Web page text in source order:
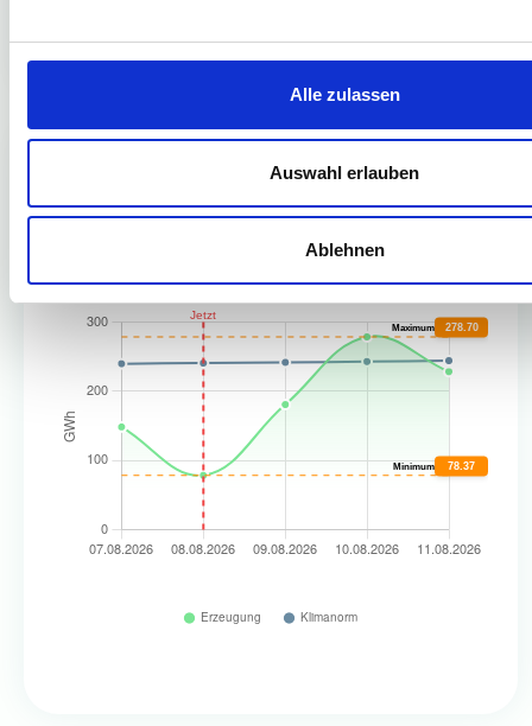
Alle zulassen
Auswahl erlauben
Ablehnen
Maximum 278.70
Minimum 78.37